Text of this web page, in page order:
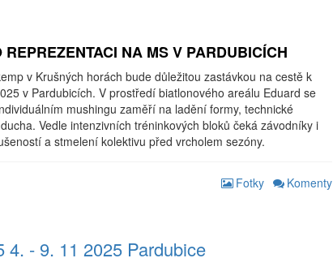
NA MS V PARDUBICÍCH
v Krušných horách bude důležitou zastávkou na cestě k
v Pardubicích. V prostředí biatlonového areálu Eduard se
mushingu zaměří na ladění formy, technické
Vedle intenzivních tréninkových bloků čeká závodníky i
a stmelení kolektivu před vrcholem sezóny.
Fotky Komenty
- 9. 11 2025 Pardubice